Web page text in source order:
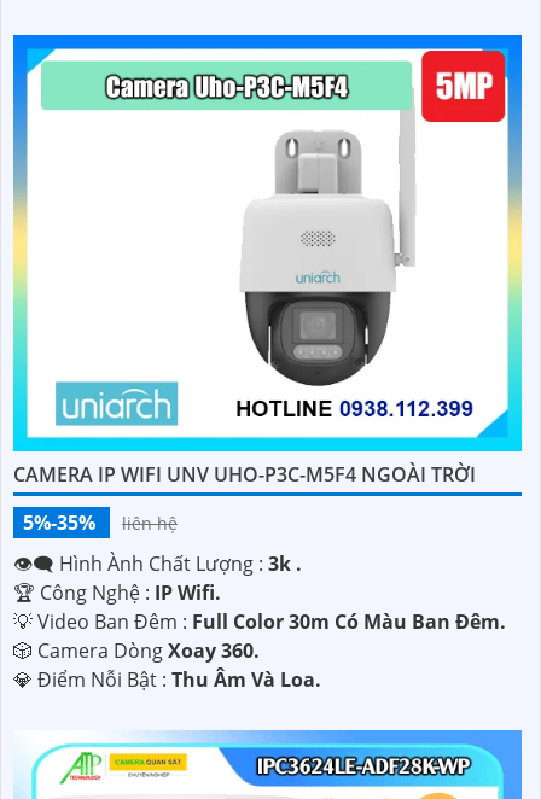
CAMERA IP WIFI UNV UHO-P3C-M5F4 NGOÀI TRỜI
5%-35%
liên hệ
👁️‍🗨 Hình Ành Chất Lượng : 3k .
🏆 Công Nghệ : IP Wifi.
💡 Video Ban Đêm : Full Color 30m Có Màu Ban Ðêm.
🎲 Camera DòngXoay 360.
️💎 Điểm Nỗi Bật : Thu Âm Và Loa.